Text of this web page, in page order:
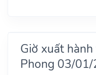
Giờ xuất
Phong 03/